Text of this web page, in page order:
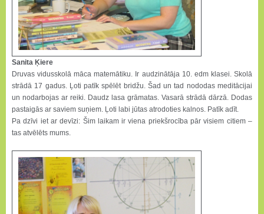
Sanita Ķiere
Druvas vidusskolā māca matemātiku. Ir audzinātāja 10. edm klasei. Skolā
strādā 17 gadus. Ļoti patīk spēlēt bridžu. Šad un tad nododas meditācijai
un nodarbojas ar reiki. Daudz lasa grāmatas. Vasarā strādā dārzā. Dodas
pastaigās ar saviem suņiem. Ļoti labi jūtas atrodoties kalnos. Patīk adīt.
Pa dzīvi iet ar devīzi: Šim laikam ir viena priekšrocība pār visiem citiem –
tas atvēlēts mums.